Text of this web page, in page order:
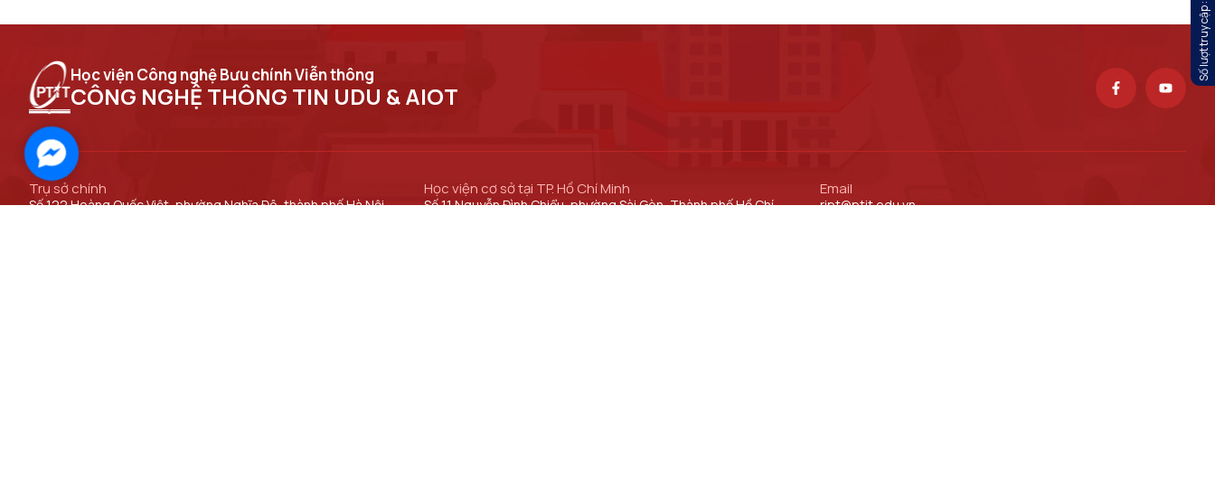
Học viện Công nghệ Bưu chính Viễn thông
CÔNG NGHỆ THÔNG TIN UDU & AIOT
Trụ sở chính
Số 122 Hoàng Quốc Việt, phường Nghĩa Đô, thành phố Hà Nội
Học viện cơ sở tại TP. Hồ Chí Minh
Số 11 Nguyễn Đình Chiểu, phường Sài Gòn, Thành phố Hồ Chí
Email
ript@ptit.edu.vn
Số lượt truy cập :
Facebook
Messenger